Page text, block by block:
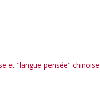
et "langue-pensée" chinoise